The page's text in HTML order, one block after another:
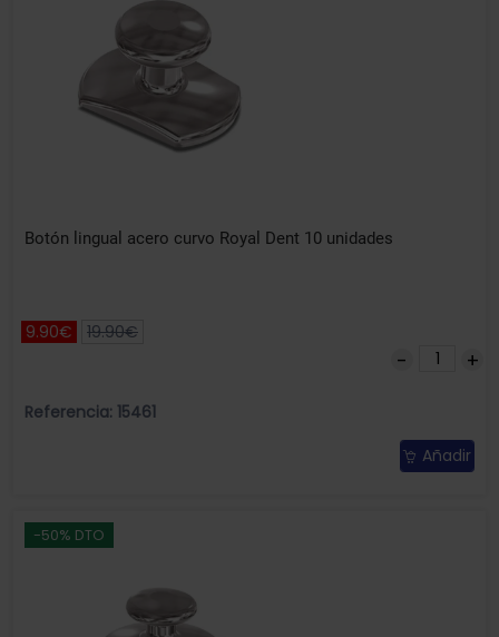
Botón lingual acero curvo Royal Dent 10 unidades
9.90€ 19.90€
Referencia: 15461
Añadir
-50% DTO